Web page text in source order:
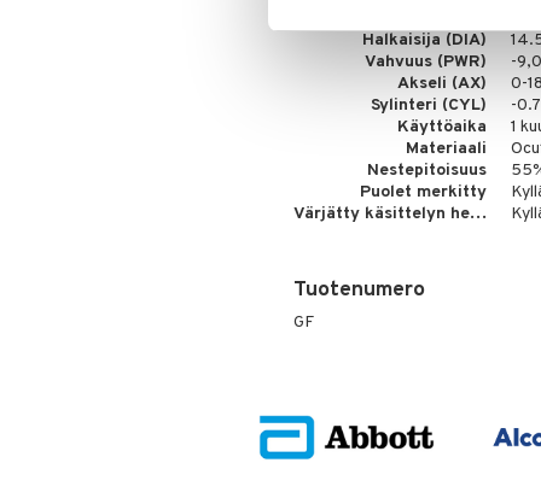
Halkaisija (DIA)
Vahvuus (PWR)
-
Akseli (AX)
0-
Sylinteri (CYL)
-
Käyttöaika
1
Materiaali
Nestepitoisuus
Puolet merkitty
Värjätty käsittelyn helpottamiseksi
Tuotenumero
GF